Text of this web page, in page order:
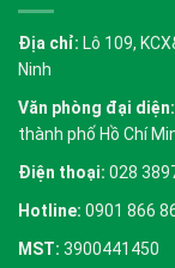
Địa chỉ: Lô 109,
Ninh
Văn phòng đại diện:
thành phố Hồ Chí
Điện thoại: 028
Hotline: 0901 866
MST: 3900441450